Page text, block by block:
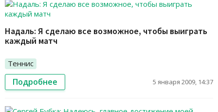
Надаль: Я сделаю все возможное, чтобы выиграть
каждый матч
Теннис
Подробнее 5 января 2009, 14:37